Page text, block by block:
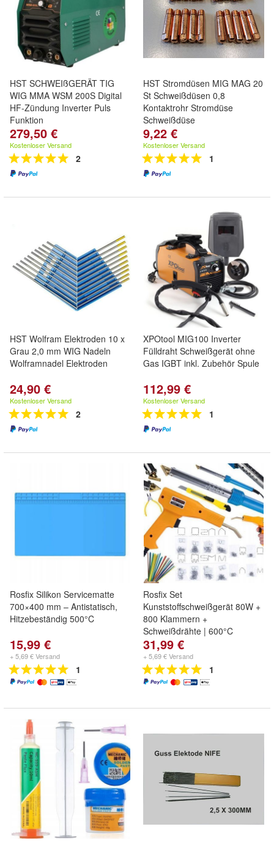
HST SCHWEIßGERÄT TIG
WIG MMA WSM 200S Digital
HF-Zündung Inverter Puls
Funktion
279,50 €
Kostenloser Versand
2
HST Stromdüsen MIG MAG 20
St Schweißdüsen 0,8
Kontaktrohr Stromdüse
Schweißdüse
9,22 €
Kostenloser Versand
1
HST Wolfram Elektroden 10 x
Grau 2,0 mm WIG Nadeln
Wolframnadel Elektroden
24,90 €
Kostenloser Versand
2
XPOtool MIG100 Inverter
Fülldraht Schweißgerät ohne
Gas IGBT inkl. Zubehör Spule
112,99 €
Kostenloser Versand
1
Rosfix Silikon Servicematte
700×400 mm – Antistatisch,
Hitzebeständig 500°C
15,99 €
+ 5,69 € Versand
1
Rosfix Set
Kunststoffschweißgerät 80W +
800 Klammern +
Schweißdrähte | 600°C
31,99 €
+ 5,69 € Versand
1